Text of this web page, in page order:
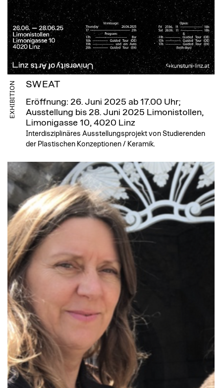
EXHIBITION SWEAT
Eröffnung: 26. Juni 2025 ab 17.00 Uhr;
Ausstellung bis 28. Juni 2025 Limonistollen,
Limonigasse 10, 4020 Linz
Interdisziplinäres Ausstellungsprojekt von Studierenden
der Plastischen Konzeptionen / Keramik.